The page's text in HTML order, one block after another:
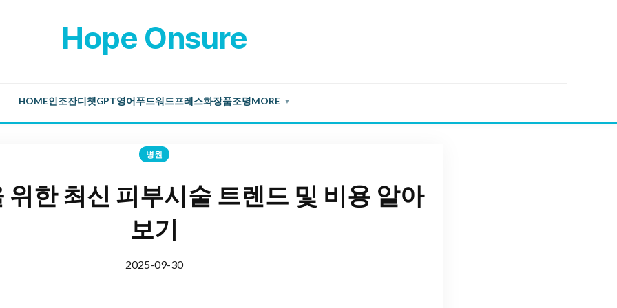
Hope Onsure
HOME인조잔디 챗GPT영어 푸드워드프레스화장품조명MORE ▼
병원
위한 최신 피부시술 트렌드 및 비용 알아
보기
2025-09-30